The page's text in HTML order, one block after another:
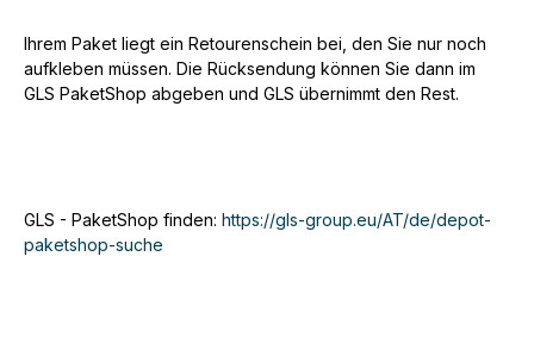
Ihrem Paket liegt ein Retourenschein bei, den Sie nur noch
aufkleben müssen. Die Rücksendung können Sie dann im
GLS PaketShop abgeben und GLS übernimmt den Rest.
GLS - PaketShop finden: https://gls-group.eu/AT/de/depot-
paketshop-suche